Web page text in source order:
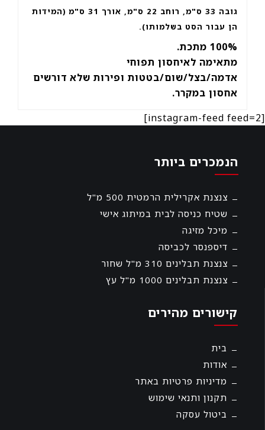
גובה 33 ס"מ, רוחב 22 ס"מ, אורך 31 ס"מ (המידות
הן עבור הסט בשלמותו).
100% מתכת.
מתאימה לאיחסון תפוחי
אדמה/בצל/שום/בטטות ופירות שלא דורשים
אחסון במקרר.
[instagram-feed feed=2]
הנמכרים ביותר
צנצנת אקרילית הרמטית 500 מ"ל
שטיח כניסה לבית במיתוג אישי
מיכל מזיגה
דיספנסר לכביסה
צנצנת תבלינים 310 מ"ל שחור
צנצנת תבלינים 1000 מ"ל עץ
קישורים מהירים
בית
אודות
מדיניות פרטיות באתר
תקנון ותנאי שימוש
ביטול עסקה